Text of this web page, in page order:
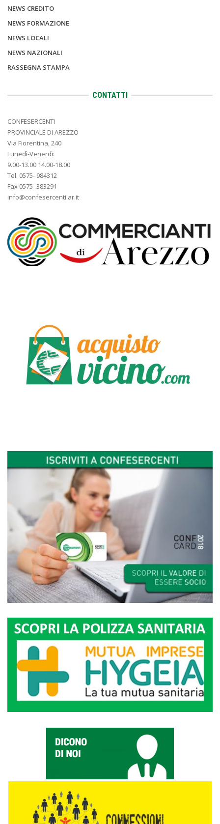
NEWS CREDITO
NEWS FORMAZIONE
NEWS LOCALI
NEWS NAZIONALI
RASSEGNA STAMPA
CONTATTI
CONFESERCENTI
PROVINCIALE DI AREZZO
Via Fiorentina, 240
Lunedì-Venerdì:
9.00-13.00 14.00-18.00
Tel. 0575- 984312
Fax 0575- 383291
info@confesercenti.ar.it